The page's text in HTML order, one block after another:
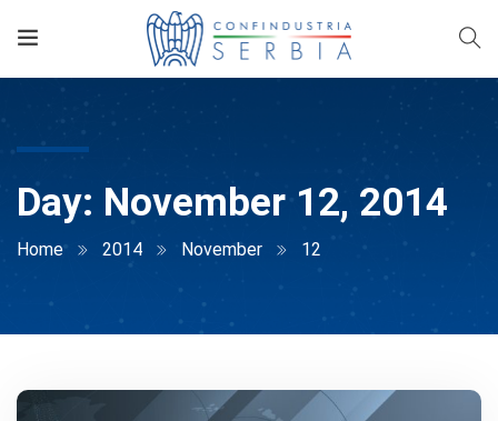
Day: November 12, 2014
Home 2014 November 12